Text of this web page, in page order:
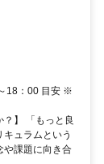
18：00 目安 ※
】 「もっと良
ュラムという
や課題に向き合